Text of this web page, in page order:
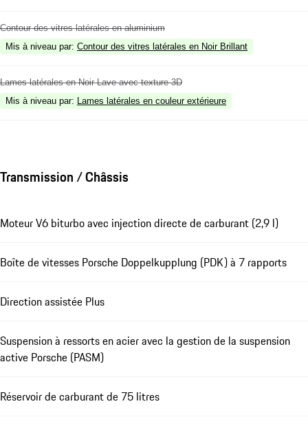
Contour des vitres latérales en aluminium
Mis à niveau par: Contour des vitres latérales en Noir Brillant
Lames latérales en Noir Lave avec texture 3D
Mis à niveau par: Lames latérales en couleur extérieure
Transmission / Châssis
Moteur V6 biturbo avec injection directe de carburant (2,9 l)
Boîte de vitesses Porsche Doppelkupplung (PDK) à 7 rapports
Direction assistée Plus
Suspension à ressorts en acier avec la gestion de la suspension
active Porsche (PASM)
Réservoir de carburant de 75 litres